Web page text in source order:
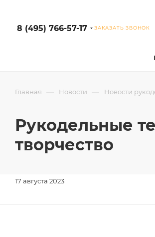
8 (495) 766-57-17 ЗАКАЗАТЬ ЗВОНОК
Главная — Новости — Новости
Рукодельные
творчество
17 августа 2023